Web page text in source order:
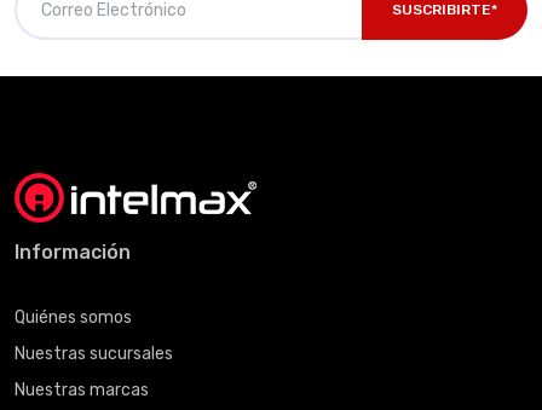
SUSCRIBIRTE*
Información
Quiénes somos
Nuestras sucursales
Nuestras marcas